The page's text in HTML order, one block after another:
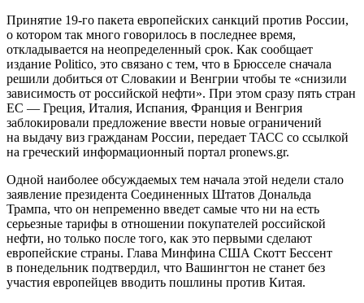
Принятие 19-го пакета европейских санкций против России,
о котором так много говорилось в последнее время,
откладывается на неопределенный срок. Как сообщает
издание Politico, это связано с тем, что в Брюсселе сначала
решили добиться от Словакии и Венгрии чтобы те «снизили
зависимость от российской нефти». При этом сразу пять стран
ЕС — Греция, Италия, Испания, Франция и Венгрия
заблокировали предложение ввести новые ограничений
на выдачу виз гражданам России, передает ТАСС со ссылкой
на греческий информационный портал pronews.gr.
Одной наиболее обсуждаемых тем начала этой недели стало
заявление президента Соединенных Штатов Дональда
Трампа, что он непременно введет самые что ни на есть
серьезные тарифы в отношении покупателей российской
нефти, но только после того, как это первыми сделают
европейские страны. Глава Минфина США Скотт Бессент
в понедельник подтвердил, что Вашингтон не станет без
участия европейцев вводить пошлины против Китая.